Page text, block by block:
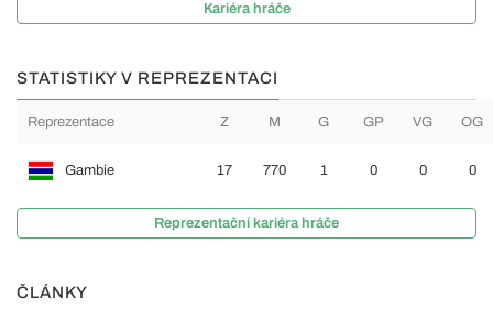
Kariéra hráče
STATISTIKY V REPREZENTACI
Reprezentace Z M G GP VG OG
Gambie 17 770 1 0 0 0
Reprezentační kariéra hráče
ČLÁNKY